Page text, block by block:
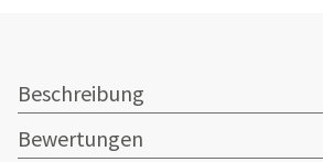
Beschreibung
Bewertungen